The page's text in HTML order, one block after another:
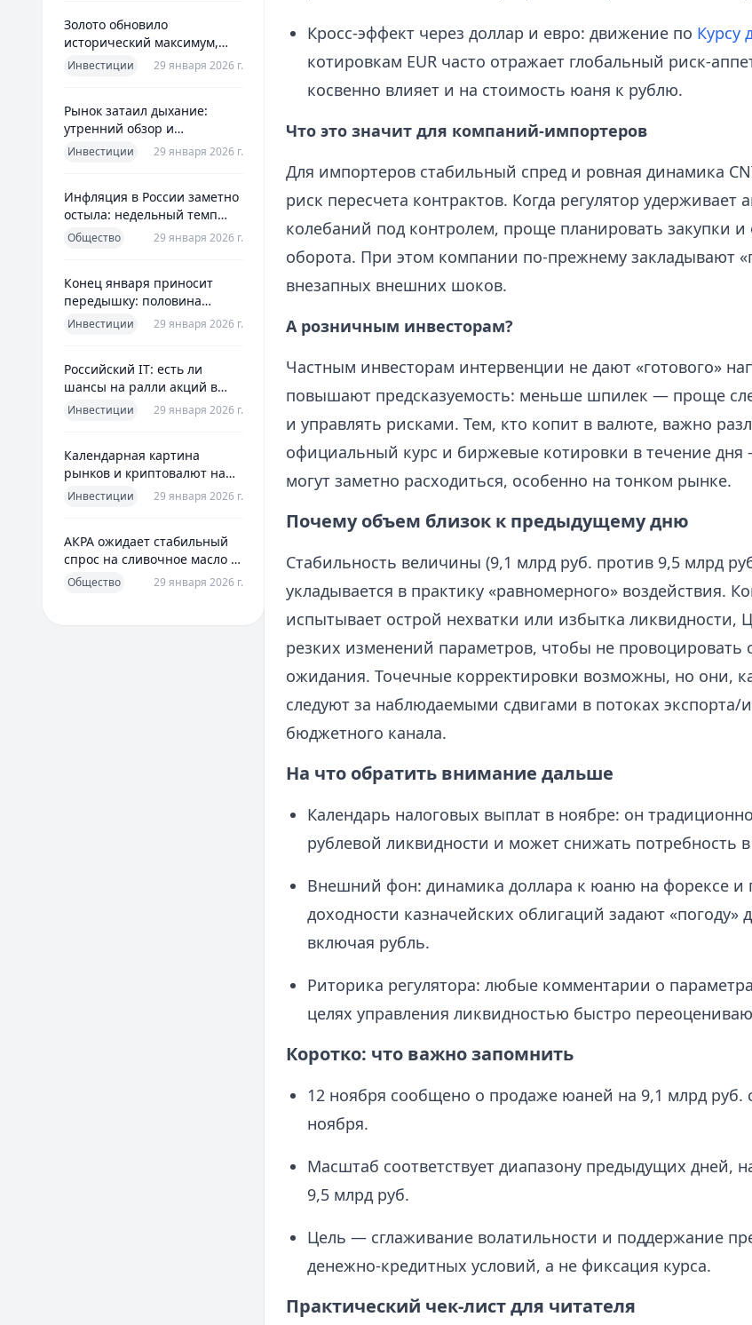
Золото обновило
исторический максимум,
превысив планку в $5600 за
Инвестиции 29 января 2026 г.
Рынок затаил дыхание:
утренний обзор и
ориентиры для инвесторов
Инвестиции 29 января 2026 г.
Инфляция в России заметно
остыла: недельный темп
упал более чем вдвое
Общество 29 января 2026 г.
Конец января приносит
передышку: половина
годовой цели ЦБ «сделана»
Инвестиции 29 января 2026 г.
Российский IT: есть ли
шансы на ралли акций в
2026 без опоры на ИИ
Инвестиции 29 января 2026 г.
Календарная картина
рынков и криптовалют на
четверг, 29 января 2026
Инвестиции 29 января 2026 г.
АКРА ожидает стабильный
спрос на сливочное масло в
2026 году
Общество 29 января 2026 г.
Кросс-эффект через доллар и евро: движение по Курсу
котировкам EUR часто отражает глобальный риск-
косвенно влияет и на стоимость юаня к рублю.
Что это значит для компаний-импортеров
Для импортеров стабильный спред и ровная динамика
риск пересчета контрактов. Когда регулятор удерживает
колебаний под контролем, проще планировать закупки
оборота. При этом компании по-прежнему закладывают
внезапных внешних шоков.
А розничным инвесторам?
Частным инвесторам интервенции не дают «готового»
повышают предсказуемость: меньше шпилек — проще
и управлять рисками. Тем, кто копит в валюте, важно
официальный курс и биржевые котировки в течение дня
могут заметно расходиться, особенно на тонком рынке.
Почему объем близок к предыдущему дню
Стабильность величины (9,1 млрд руб. против 9,5 млрд
укладывается в практику «равномерного» воздействия.
испытывает острой нехватки или избытка ликвидности,
резких изменений параметров, чтобы не провоцировать
ожидания. Точечные корректировки возможны, но они,
следуют за наблюдаемыми сдвигами в потоках экспорта/
бюджетного канала.
На что обратить внимание дальше
Календарь налоговых выплат в ноябре: он
рублевой ликвидности и может снижать потребность
Внешний фон: динамика доллара к юаню на форексе и
доходности казначейских облигаций задают «погоду»
включая рубль.
Риторика регулятора: любые комментарии о
целях управления ликвидностью быстро
Коротко: что важно запомнить
12 ноября сообщено о продаже юаней на 9,1 млрд руб.
ноября.
Масштаб соответствует диапазону предыдущих дней,
9,5 млрд руб.
Цель — сглаживание волатильности и поддержание
денежно-кредитных условий, а не фиксация курса.
Практический чек-лист для читателя